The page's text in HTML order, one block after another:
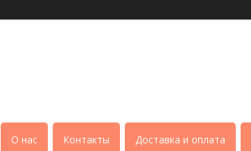
О нас Контакты Доставка и оплата